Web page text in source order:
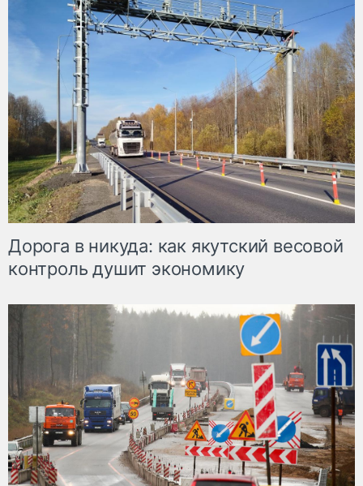
Дорога в никуда: как якутский весовой
контроль душит экономику